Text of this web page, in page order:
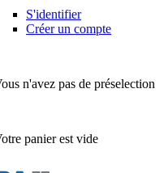
S'identifier
Créer un compte
n'avez pas de préselection
panier est vide